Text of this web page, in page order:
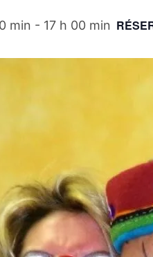
min - 17 h 00 min